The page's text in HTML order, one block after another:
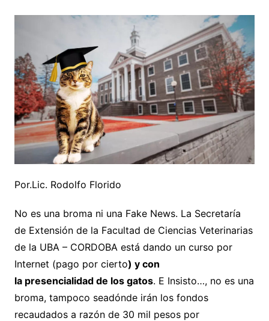
Por.Lic. Rodolfo Florido
No es una broma ni una Fake News. La Secretaría
de Extensión de la Facultad de Ciencias Veterinarias
de la UBA – CORDOBA está dando un curso por
Internet (pago por cierto) y con
la presencialidadde los gatos. E Insisto…, no es una
broma, tampoco seadónde irán los fondos
recaudados a razón de 30 mil pesos por